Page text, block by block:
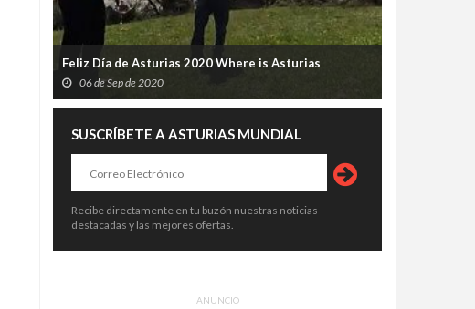
Feliz Día de Asturias 2020 Where is Asturias
06 de Sep de 2020
SUSCRÍBETE A ASTURIAS MUNDIAL
Recibe directamente en tu buzón nuestras noticias
destacadas y las mejores ofertas.
ANUNCIO